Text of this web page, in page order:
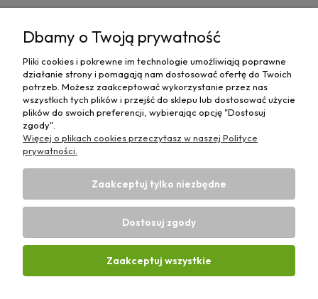
Moje konto
Płatności i dostawa
Informacje
O nas
Sklep rolniczy z częściami do maszyn E-ciągnik |
731 424 460| NIP: 5562573838 | REGON:
341257433
Dbamy o Twoją prywatność
Pliki cookies i pokrewne im technologie umożliwiają poprawne
działanie strony i pomagają nam dostosować ofertę do Twoich
potrzeb. Możesz zaakceptować wykorzystanie przez nas
wszystkich tych plików i przejść do sklepu lub dostosować użycie
plików do swoich preferencji, wybierając opcję "Dostosuj
zgody".
Więcej o plikach cookies przeczytasz w naszej Polityce
prywatności.
Zaakceptuj tylko niezbędne
Dostosuj zgody
Zaakceptuj wszystkie